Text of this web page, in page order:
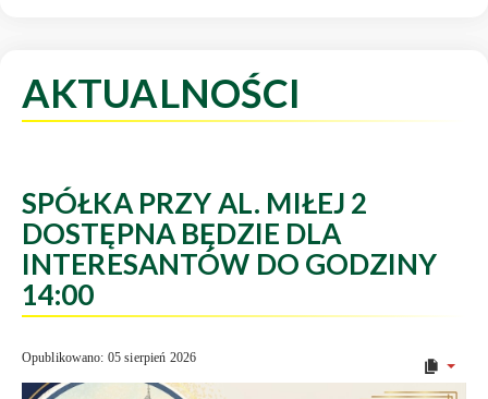
AKTUALNOŚCI
SPÓŁKA PRZY AL. MIŁEJ 2
DOSTĘPNA BĘDZIE DLA
INTERESANTÓW DO GODZINY
14:00
Opublikowano: 05 sierpień 2026